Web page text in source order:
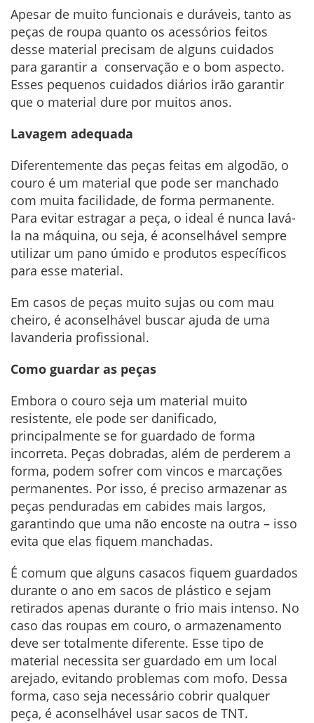
Apesar de muito funcionais e duráveis, tanto as
peças de roupa quanto os acessórios feitos
desse material precisam de alguns cuidados
para garantir a conservação e o bom aspecto.
Esses pequenos cuidados diários irão garantir
que o material dure por muitos anos.
Lavagem adequada
Diferentemente das peças feitas em algodão, o
couro é um material que pode ser manchado
com muita facilidade, de forma permanente.
Para evitar estragar a peça, o ideal é nunca lavá-
la na máquina, ou seja, é aconselhável sempre
utilizar um pano úmido e produtos específicos
para esse material.
Em casos de peças muito sujas ou com mau
cheiro, é aconselhável buscar ajuda de uma
lavanderia profissional.
Como guardar as peças
Embora o couro seja um material muito
resistente, ele pode ser danificado,
principalmente se for guardado de forma
incorreta. Peças dobradas, além de perderem a
forma, podem sofrer com vincos e marcações
permanentes. Por isso, é preciso armazenar as
peças penduradas em cabides mais largos,
garantindo que uma não encoste na outra – isso
evita que elas fiquem manchadas.
É comum que alguns casacos fiquem guardados
durante o ano em sacos de plástico e sejam
retirados apenas durante o frio mais intenso. No
caso das roupas em couro, o armazenamento
deve ser totalmente diferente. Esse tipo de
material necessita ser guardado em um local
arejado, evitando problemas com mofo. Dessa
forma, caso seja necessário cobrir qualquer
peça, é aconselhável usar sacos de TNT.